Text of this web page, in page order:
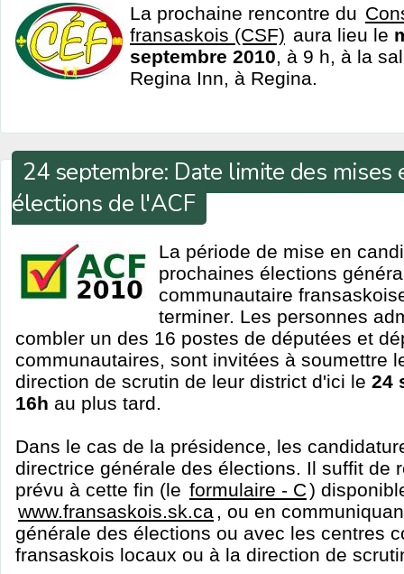
La prochaine rencontre du
fransaskois (CSF) aura lieu le
septembre 2010, à 9 h, à la
Regina Inn, à Regina.
24 septembre: Date limite des mises
élections de l'ACF
La période de mise en
prochaines élections
communautaire
terminer. Les personnes
combler un des 16 postes de députées et
communautaires, sont invitées à soumettre
direction de scrutin de leur district d'ici le 24
16h au plus tard.
Dans le cas de la présidence, les
directrice générale des élections. Il suffit de
prévu à cette fin (le formulaire - C)
www.fransaskois.sk.ca , ou en
générale des élections ou avec les centres
fransaskois locaux ou à la direction de